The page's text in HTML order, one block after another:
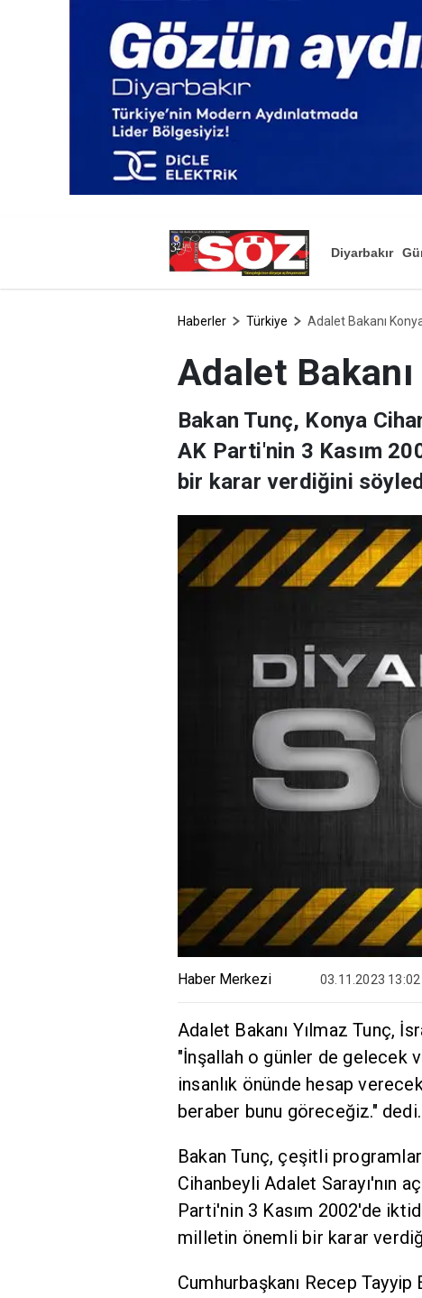
Diyarbakır
Haberler Türkiye Adalet Bakanı
Adalet
Bakan Tunç, Konya
AK Parti'nin 3 Kasım
bir karar verdiğini
Haber Merkezi 03.11.2023 13:02
Adalet Bakanı Yılmaz Tunç,
"İnşallah o günler de gelecek
insanlık önünde hesap
beraber bunu göreceğiz." dedi.
Bakan Tunç, çeşitli
Cihanbeyli Adalet Sarayı'nın
Parti'nin 3 Kasım 2002'de
milletin önemli bir karar
Cumhurbaşkanı Recep